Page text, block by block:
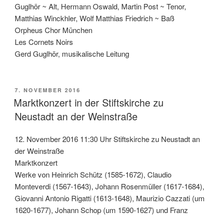
Guglhör ~ Alt, Hermann Oswald, Martin Post ~ Tenor,
Matthias Winckhler, Wolf Matthias Friedrich ~ Baß
Orpheus Chor München
Les Cornets Noirs
Gerd Guglhör, musikalische Leitung
VERÖFFENTLICHT
AM
7. NOVEMBER 2016
Marktkonzert in der Stiftskirche zu
Neustadt an der Weinstraße
12. November 2016 11:30 Uhr Stiftskirche zu Neustadt an
der Weinstraße
Marktkonzert
Werke von Heinrich Schütz (1585-1672), Claudio
Monteverdi (1567-1643), Johann Rosenmüller (1617-1684),
Giovanni Antonio Rigatti (1613-1648), Maurizio Cazzati (um
1620-1677), Johann Schop (um 1590-1627) und Franz